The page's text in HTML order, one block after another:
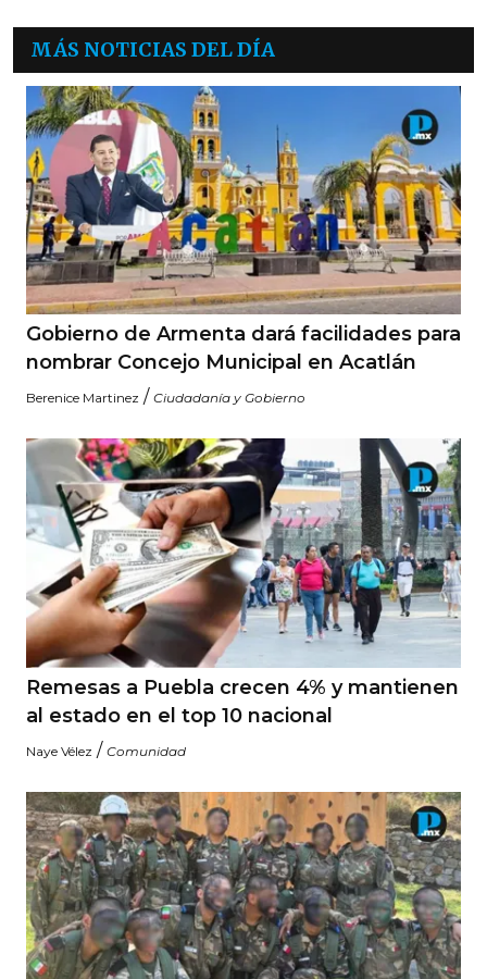
MÁS NOTICIAS DEL DÍA
Gobierno de Armenta dará facilidades para
nombrar Concejo Municipal en Acatlán
Berenice Martinez / Ciudadanía y Gobierno
Remesas a Puebla crecen 4% y mantienen
al estado en el top 10 nacional
Naye Vélez / Comunidad